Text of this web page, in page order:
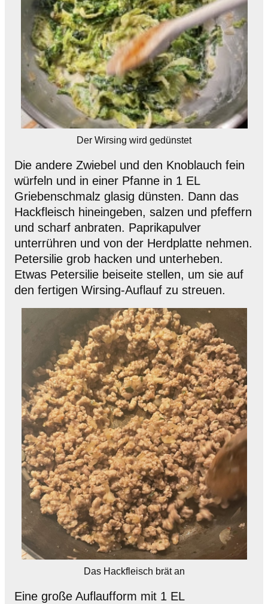
Der Wirsing wird gedünstet
Die andere Zwiebel und den Knoblauch fein
würfeln und in einer Pfanne in 1 EL
Griebenschmalz glasig dünsten. Dann das
Hackfleisch hineingeben, salzen und pfeffern
und scharf anbraten. Paprikapulver
unterrühren und von der Herdplatte nehmen.
Petersilie grob hacken und unterheben.
Etwas Petersilie beiseite stellen, um sie auf
den fertigen Wirsing-Auflauf zu streuen.
Das Hackfleisch brät an
Eine große Auflaufform mit 1 EL